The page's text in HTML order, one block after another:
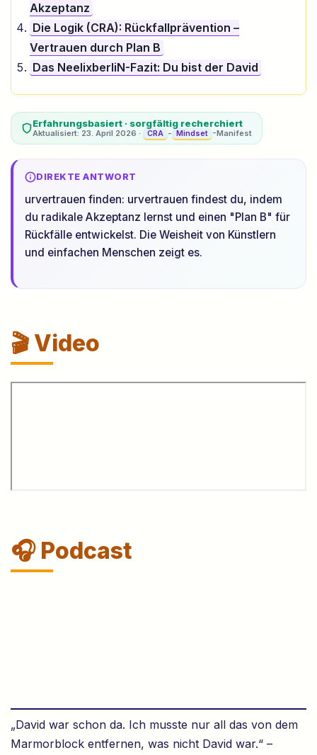
Akzeptanz
Die Logik (CRA): Rückfallprävention –
Vertrauen durch Plan B
Das NeelixberliN-Fazit: Du bist der David
Erfahrungsbasiert · sorgfältig recherchiert
Aktualisiert: 23. April 2026 · CRA - Mindset -Manifest
DIREKTE ANTWORT
urvertrauen finden: urvertrauen findest du, indem
du radikale Akzeptanz lernst und einen "Plan B" für
Rückfälle entwickelst. Die Weisheit von Künstlern
und einfachen Menschen zeigt es.
🎬 Video
🎧 Podcast
„David war schon da. Ich musste nur all das von dem
Marmorblock entfernen, was nicht David war.“ –